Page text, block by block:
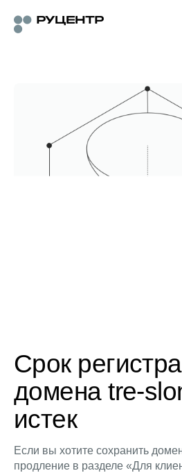
Срок
домена tre-
истек
Если вы хотите сохранить
продление в разделе «Для